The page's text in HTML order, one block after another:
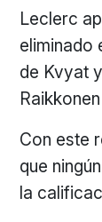
Leclerc
eliminado
de Kvyat
Con este
que
la